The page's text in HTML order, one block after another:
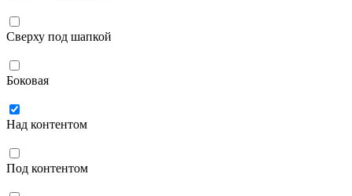
Сверху под шапкой
Боковая
Над контентом
Под контентом